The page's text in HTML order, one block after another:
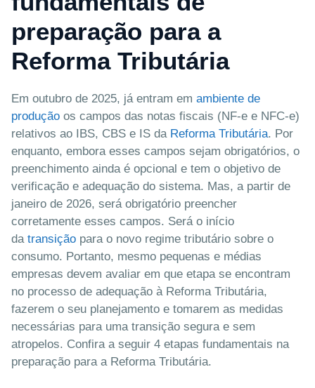
preparação para a
Reforma Tributária
Em outubro de 2025, já entram em ambiente de
produção os campos das notas fiscais (NF-e e NFC-e)
relativos ao IBS, CBS e IS da Reforma Tributária. Por
enquanto, embora esses campos sejam obrigatórios, o
preenchimento ainda é opcional e tem o objetivo de
verificação e adequação do sistema. Mas, a partir de
janeiro de 2026, será obrigatório preencher
corretamente esses campos. Será o início
da transição para o novo regime tributário sobre o
consumo. Portanto, mesmo pequenas e médias
empresas devem avaliar em que etapa se encontram
no processo de adequação à Reforma Tributária,
fazerem o seu planejamento e tomarem as medidas
necessárias para uma transição segura e sem
atropelos. Confira a seguir 4 etapas fundamentais na
preparação para a Reforma Tributária.